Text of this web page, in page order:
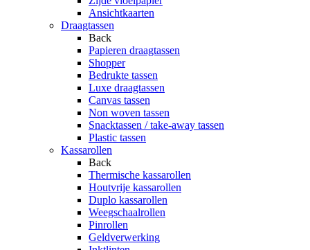
Ansichtkaarten
Draagtassen
Back
Papieren draagtassen
Shopper
Bedrukte tassen
Luxe draagtassen
Canvas tassen
Non woven tassen
Snacktassen / take-away tassen
Plastic tassen
Kassarollen
Back
Thermische kassarollen
Houtvrije kassarollen
Duplo kassarollen
Weegschaalrollen
Pinrollen
Geldverwerking